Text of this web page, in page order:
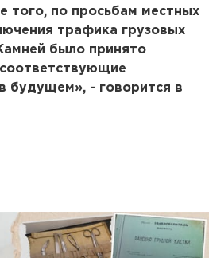
того, по просьбам местных
трафика грузовых
было принято
будущем», - говорится в